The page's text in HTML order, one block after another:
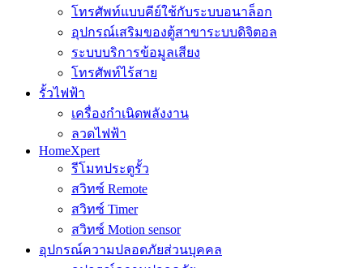
โทรศัพท์แบบคีย์ใช้กับระบบอนาล็อก
อุปกรณ์เสริมของตู้สาขาระบบดิจิตอล
ระบบบริการข้อมูลเสียง
โทรศัพท์ไร้สาย
รั้วไฟฟ้า
เครื่องกำเนิดพลังงาน
ลวดไฟฟ้า
HomeXpert
รีโมทประตูรั้ว
สวิทซ์ Remote
สวิทซ์ Timer
สวิทซ์ Motion sensor
อุปกรณ์ความปลอดภัยส่วนบุคคล